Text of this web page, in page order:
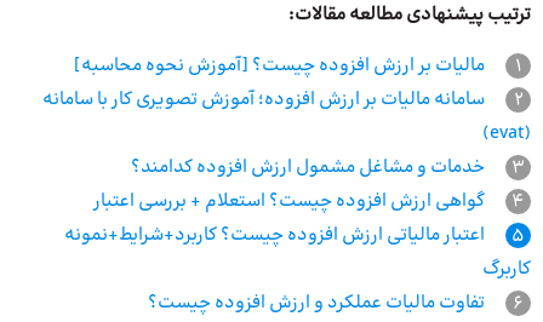
ترتیب پیشنهادی مطالعه مقالات:
1
مالیات بر ارزش افزوده چیست؟ [آموزش نحوه محاسبه]
2
سامانه مالیات بر ارزش افزوده؛ آموزش تصویری کار با سامانه
(evat)
3
خدمات و مشاغل مشمول ارزش افزوده کدامند؟
4
گواهی ارزش افزوده چیست؟ استعلام + بررسی اعتبار
5
اعتبار مالیاتی ارزش افزوده چیست؟ کاربرد+شرایط+نمونه
کاربرگ
6
تفاوت مالیات عملکرد و ارزش افزوده چیست؟